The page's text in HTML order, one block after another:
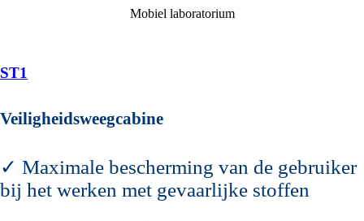
Mobiel laboratorium
ST1
Veiligheidsweegcabine
✓ Maximale bescherming van de gebruiker
bij het werken met gevaarlijke stoffen